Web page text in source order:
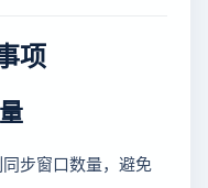
项
步窗口数量，避免